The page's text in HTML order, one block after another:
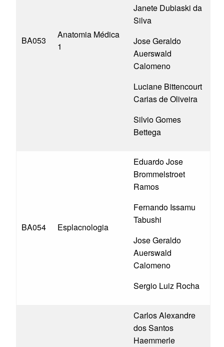
BA053
Anatomia Médica
1
Janete Dubiaski da
Silva
Jose Geraldo
Auerswald
Calomeno
Luciane Bittencourt
Carias de Oliveira
Silvio Gomes
Bettega
BA054 Esplacnologia
Eduardo Jose
Brommelstroet
Ramos
Fernando Issamu
Tabushi
Jose Geraldo
Auerswald
Calomeno
Sergio Luiz Rocha
Carlos Alexandre
dos Santos
Haemmerle